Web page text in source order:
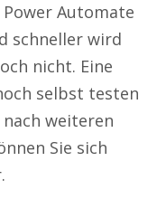
Automate
schneller wird
nicht. Eine
selbst testen
weiteren
Sie sich